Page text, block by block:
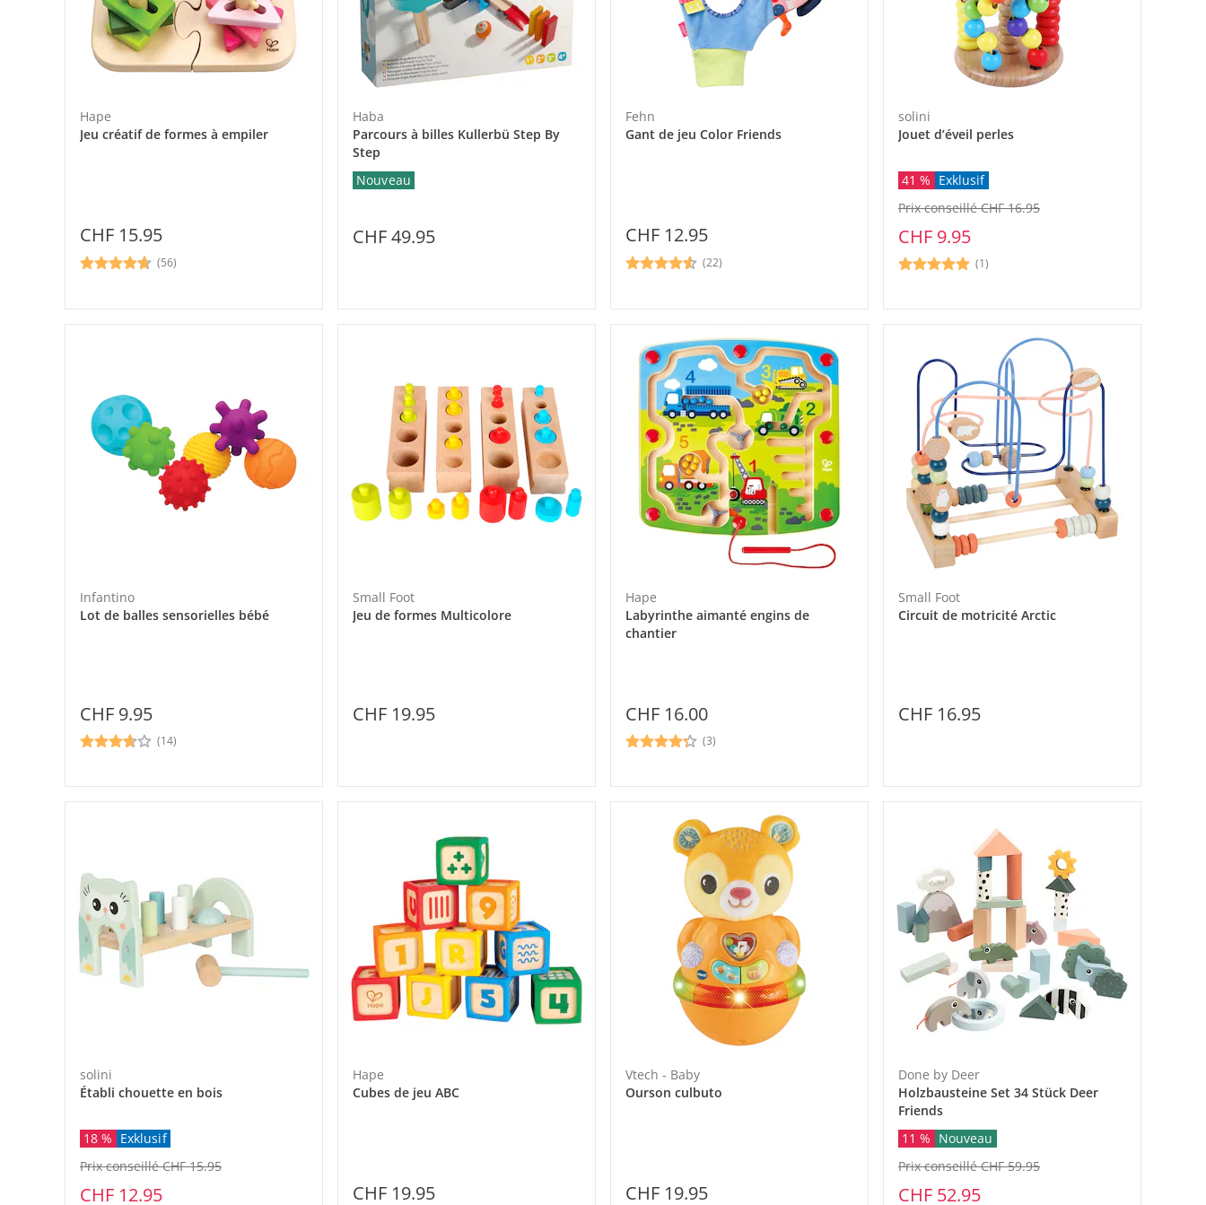
Hape
Jeu créatif de formes à empiler
CHF 15.95
(56)
Haba
Parcours à billes Kullerbü Step By
Step
Nouveau
CHF 49.95
Fehn
Gant de jeu Color Friends
CHF 12.95
(22)
solini
Jouet d’éveil perles
41 % Exklusif
CHF 9.95
Prix conseillé CHF 16.95
(1)
Infantino
Lot de balles sensorielles bébé
CHF 9.95
(14)
Small Foot
Jeu de formes Multicolore
CHF 19.95
Hape
Labyrinthe aimanté engins de
chantier
CHF 16.00
(3)
Small Foot
Circuit de motricité Arctic
CHF 16.95
solini
Établi chouette en bois
18 % Exklusif
CHF 12.95
Prix conseillé CHF 15.95
Hape
Cubes de jeu ABC
CHF 19.95
Vtech - Baby
Ourson culbuto
CHF 19.95
Done by Deer
Holzbausteine Set 34 Stück Deer
Friends
11 % Nouveau
CHF 52.95
Prix conseillé CHF 59.95